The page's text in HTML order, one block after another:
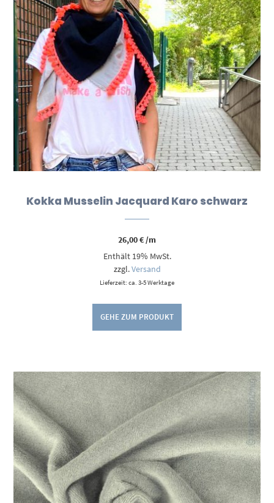
Kokka Musselin Jacquard Karo schwarz
26,00€/m
Enthält 19% MwSt.
zzgl.Versand
Lieferzeit: ca. 3-5 Werktage
GEHE ZUM PRODUKT